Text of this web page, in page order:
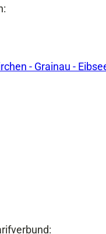
- Grainau -